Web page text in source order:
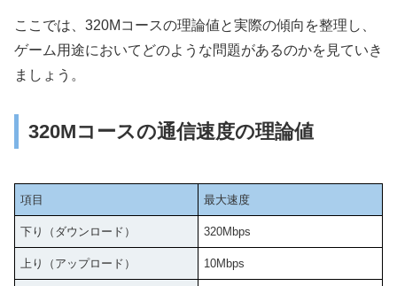
ここでは、320Mコースの理論値と実際の傾向を整理し、
ゲーム用途においてどのような問題があるのかを見ていき
ましょう。
320Mコースの通信速度の理論値
項目 最大速度
下り（ダウンロード） 320Mbps
上り（アップロード） 10Mbps